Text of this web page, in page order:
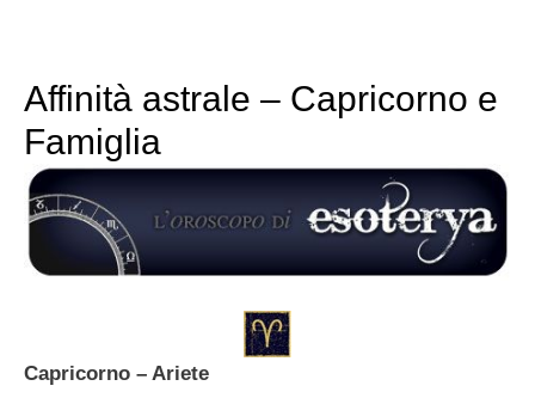
Affinità astrale – Capricorno e
Famiglia
Capricorno – Ariete